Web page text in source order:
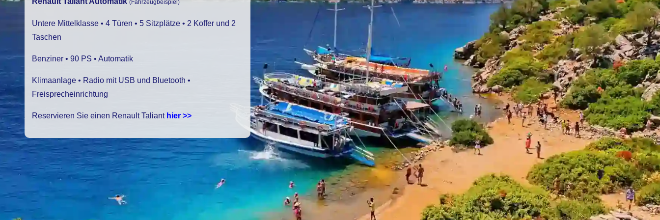
(Fahrzeugbeispiel)
Untere Mittelklasse • 4 Türen • 5 Sitzplätze • 2 Koffer und 2
Taschen
Benziner • 90 PS • Automatik
Klimaanlage • Radio mit USB und Bluetooth •
Freisprecheinrichtung
Reservieren Sie einen Renault Taliant hier >>